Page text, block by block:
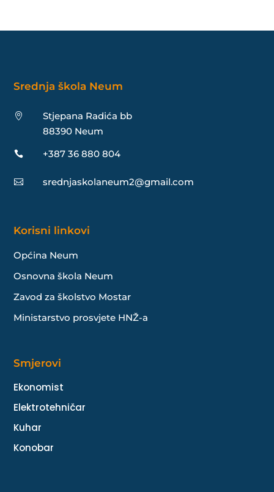
Srednja škola Neum

Stjepana Radića bb
88390 Neum
 +387 36 880 804
 srednjaskolaneum2@gmail.com
Korisni linkovi
Općina Neum
Osnovna škola Neum
Zavod za školstvo Mostar
Ministarstvo prosvjete HNŽ-a
Smjerovi
Ekonomist
Elektrotehničar
Kuhar
Konobar